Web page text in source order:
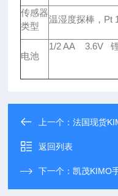
传感器
类型
温湿度探棒，Pt
电池
1/2 AA 3.6V
上一个：法国现货
返回列表
下一个：凯茂KIMO